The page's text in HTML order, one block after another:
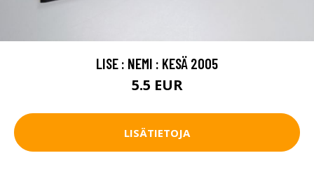
LISE : NEMI : KESÄ 2005
5.5 EUR
LISÄTIETOJA